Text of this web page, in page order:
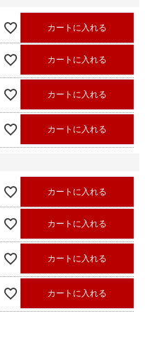
カートに入れる
カートに入れる
カートに入れる
カートに入れる
カートに入れる
カートに入れる
カートに入れる
カートに入れる